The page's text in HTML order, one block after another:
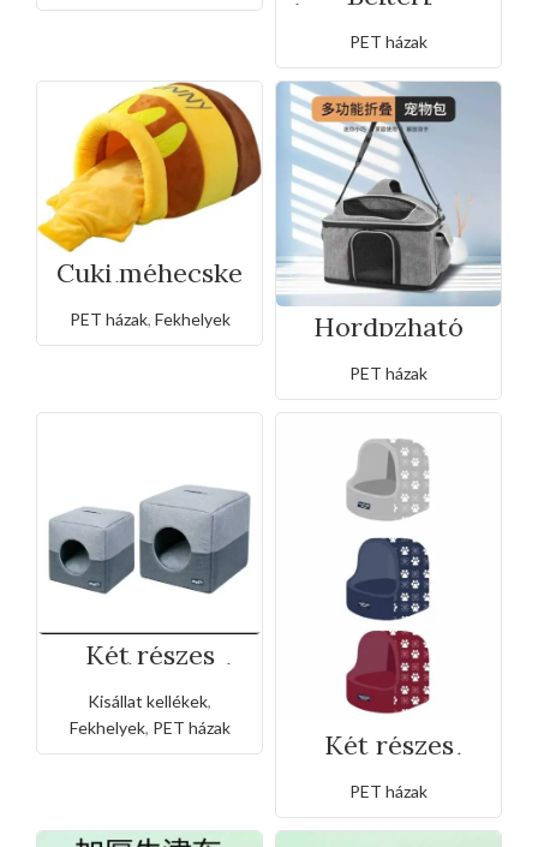
hordozható pet
ház
PET házak
Cuki méhecske
kuckó
PET házak, Fekhelyek Hordpzható
táska
40x28x28cm
PET házak
Két részes
macska fészek
Kisállat kellékek,
Fekhelyek, PET házak
Két részes
mancsnyomós
kuckó
PET házak